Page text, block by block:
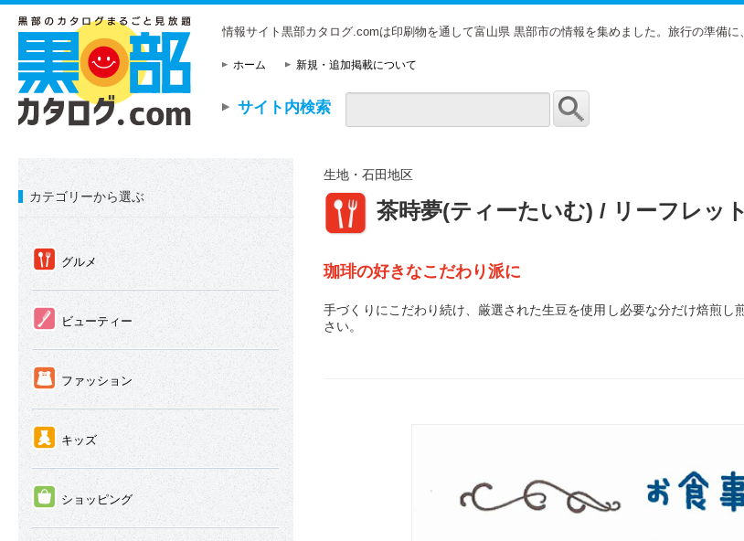
情報サイト黒部カタログ.comは印刷物を通して富山県 黒部市の情報を集めました。旅行の準備に
ホーム 新規・追加掲載について
サイト内検索
カテゴリーから選ぶ
① グルメ
② ビューティー
③ ファッション
④ キッズ
⑤ ショッピング
生地・石田地区
① 茶時夢(ティーたいむ) / リーフレット
珈琲の好きなこだわり派に
手づくりにこだわり続け、厳選された生豆を使用し必要な分だけ焙煎
さい。